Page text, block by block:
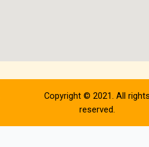
Copyright © 2021. All
reserved.